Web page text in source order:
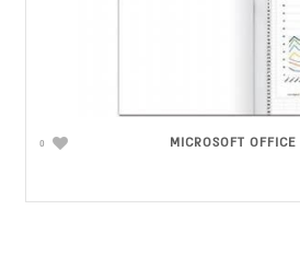
0 MICROSOFT